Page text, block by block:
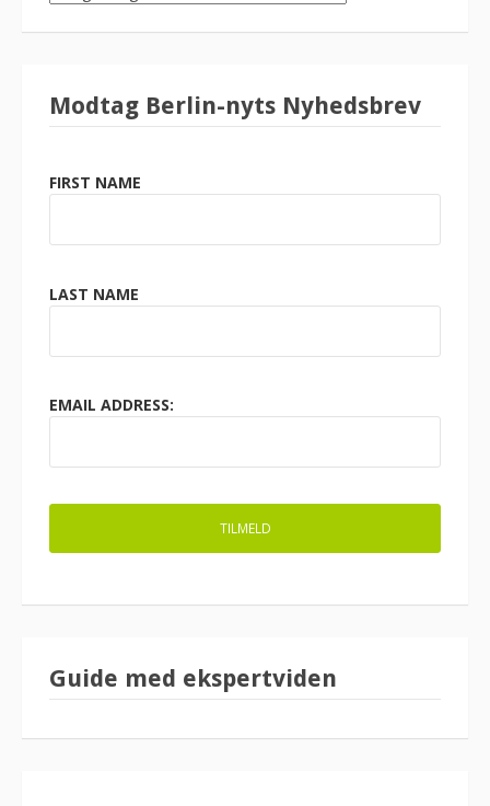
KATEGORI
Modtag Berlin-nyts Nyhedsbrev
FIRST NAME
LAST NAME
EMAIL ADDRESS:
Guide med ekspertviden